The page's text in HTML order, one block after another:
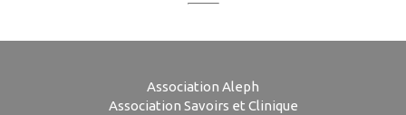
Association Aleph
Association Savoirs et Clinique